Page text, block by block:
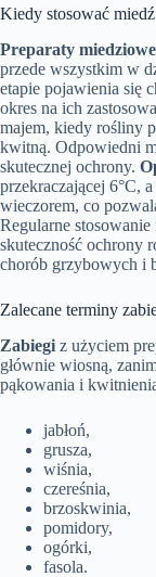
Kiedy stosować
Preparaty miedziowe
przede wszystkim w
etapie pojawienia się
okres na ich
majem, kiedy rośliny
kwitną. Odpowiedni
skutecznej ochrony.
przekraczającej 6°C,
wieczorem, co
Regularne
skuteczność ochrony
chorób grzybowych i
Zalecane terminy
Zabiegi z użyciem
głównie wiosną,
pąkowania i
jabłoń,
grusza,
wiśnia,
czereśnia,
brzoskwinia,
pomidory,
ogórki,
fasola.